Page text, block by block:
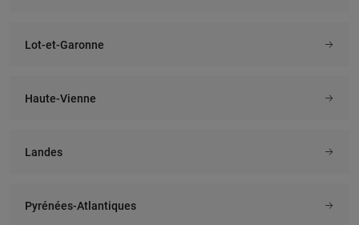
Lot-et-Garonne
Haute-Vienne
Landes
Pyrénées-Atlantiques